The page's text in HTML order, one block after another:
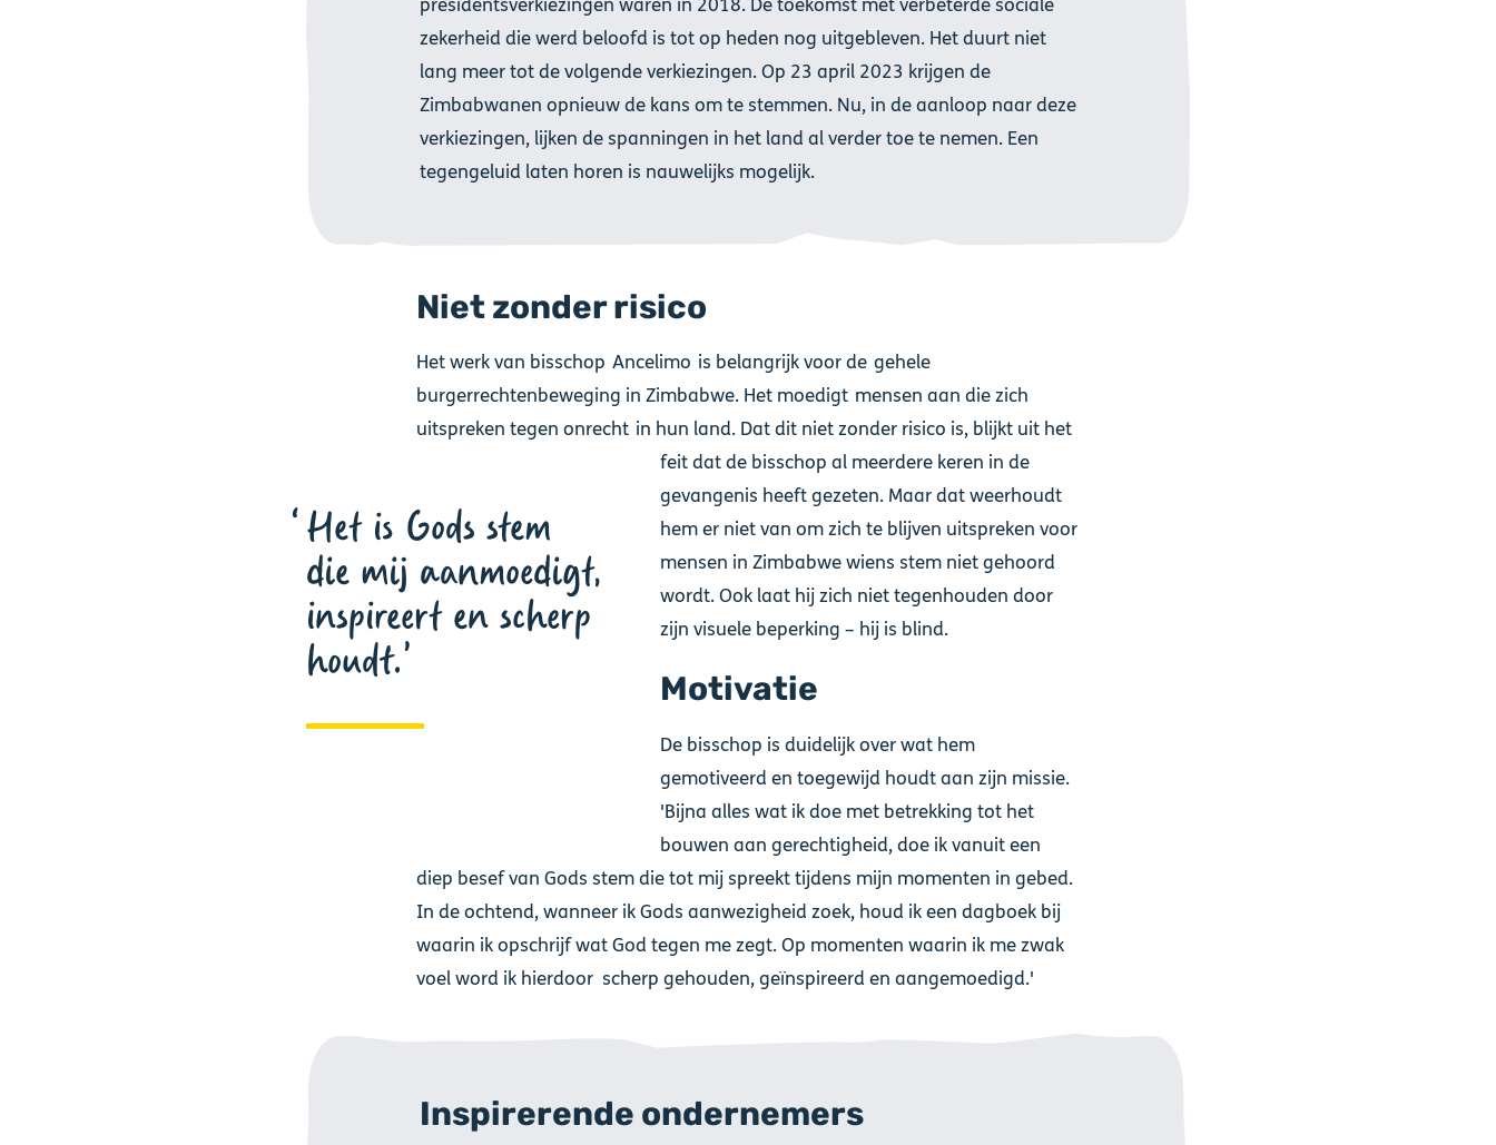
zekerheid die werd beloofd is tot op heden nog uitgebleven. Het duurt niet
lang meer tot de volgende verkiezingen. Op 23 april 2023 krijgen de
Zimbabwanen opnieuw de kans om te stemmen. Nu, in de aanloop naar deze
verkiezingen, lijken de spanningen in het land al verder toe te nemen. Een
tegengeluid laten horen is nauwelijks mogelijk.
Het is Gods stem
die mij aanmoedigt,
inspireert en scherp
houdt.
Niet zonder risico
Het werk van bisschop Ancelimo is belangrijk voor de gehele
burgerrechtenbeweging in Zimbabwe. Het moedigt mensen aan die zich
uitspreken tegen onrecht in hun land. Dat dit niet zonder risico is, blijkt uit het
feit dat de bisschop al meerdere keren in de
gevangenis heeft gezeten. Maar dat weerhoudt
hem er niet van om zich te blijven uitspreken voor
mensen in Zimbabwe wiens stem niet gehoord
wordt. Ook laat hij zich niet tegenhouden door
zijn visuele beperking – hij is blind.
Motivatie
De bisschop is duidelijk over wat hem
gemotiveerd en toegewijd houdt aan zijn missie.
'Bijna alles wat ik doe met betrekking tot het
bouwen aan gerechtigheid, doe ik vanuit een
diep besef van Gods stem die tot mij spreekt tijdens mijn momenten in gebed.
In de ochtend, wanneer ik Gods aanwezigheid zoek, houd ik een dagboek bij
waarin ik opschrijf wat God tegen me zegt. Op momenten waarin ik me zwak
voel word ik hierdoor scherp gehouden, geïnspireerd en aangemoedigd.'
Inspirerende ondernemers